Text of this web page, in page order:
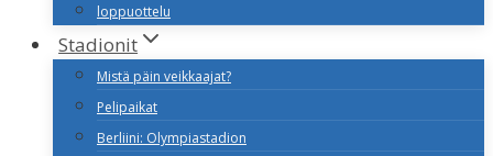
loppuottelu
Stadionit
Mistä päin veikkaajat?
Pelipaikat
Berliini: Olympiastadion